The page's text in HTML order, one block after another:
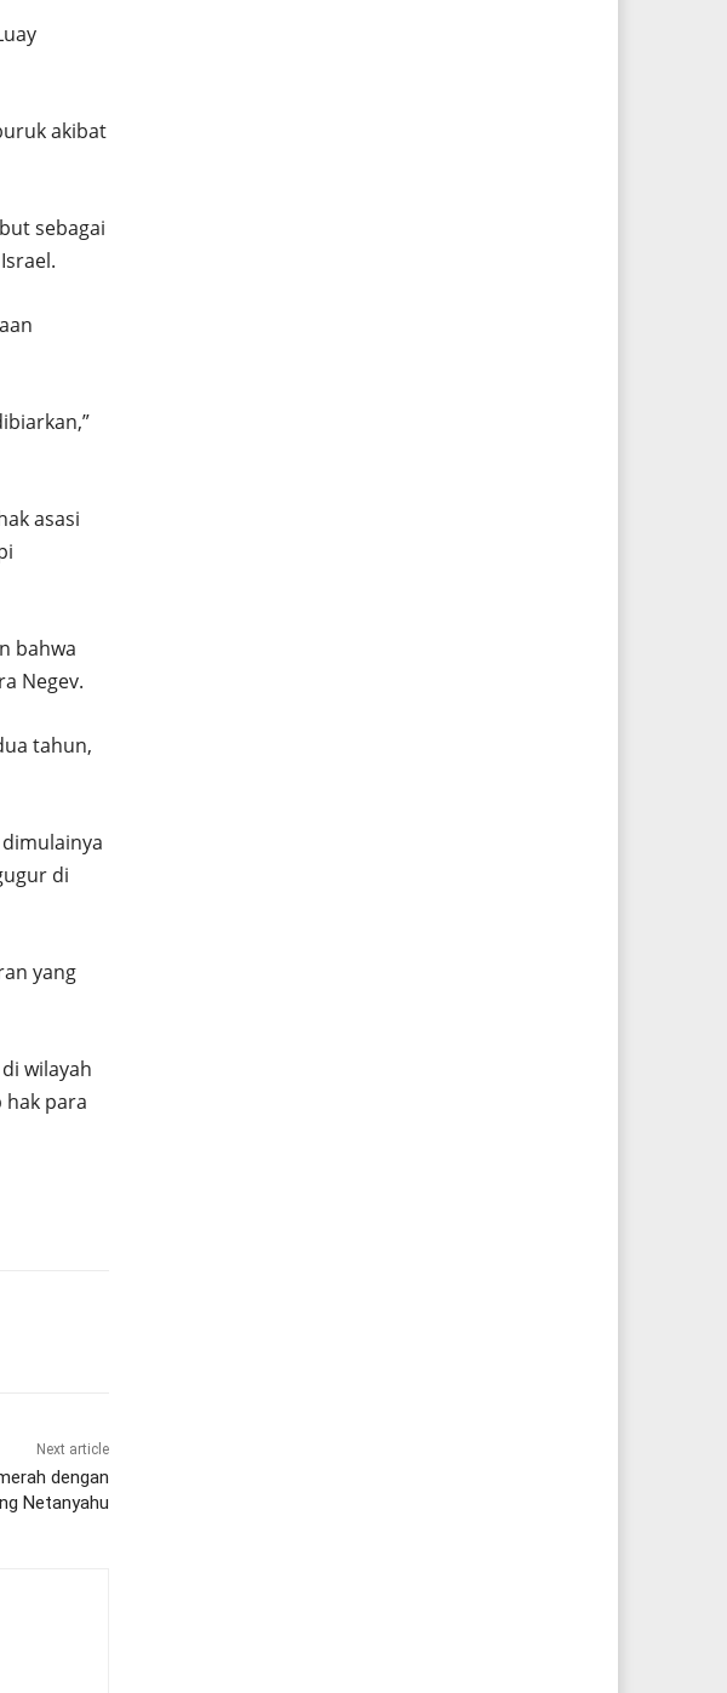
akibat
sebagai
asasi
bahwa
Negev.
tahun,
di
yang
wilayah
hak para
Next article
dengan
Netanyahu